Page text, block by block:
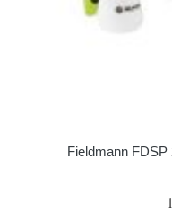
Fieldmann